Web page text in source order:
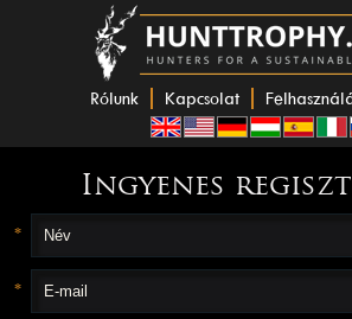
Rólunk Kapcsolat
Ingyenes
*
*